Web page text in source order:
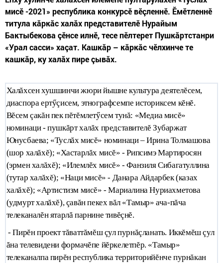
мисĕ -2021» республика конкурсĕ вĕçленнĕ. Ĕмĕтленнĕ
титула кăркăс халăх представителĕ Нурайым
Бактыбекова çĕнсе илнĕ, тесе пӗлтерет Пушкăртстанри
«Урал сасси» хаçат. Кашкăр – кăркăс чӗлхинче те
кашкăр, ку халăх пире çывăх.
Халăхсен хушшинчи жюри йышне культура деятелĕсем,
диаспора ертӳçисем, этнографсемпе историксем кĕнĕ.
Вĕсем çакăн пек пĕтĕмлетӳсем тунă: «Медиа мисĕ»
номинаци - пушкăрт халăх представителĕ Зубаржат
Юнусбаева; «Туслăх мисĕ» номинаци – Ирина Толмашова
(шор халăхĕ); «Хастарлăх мисĕ» - Рипсимэ Мартиросян
(эрмен халăхĕ); «Илемлĕх мисĕ» - Фанзиля Сибагатуллина
(тутар халăхĕ); «Наци мисĕ» - Данара Айдарбек (казах
халăхĕ); «Артистизм мисĕ» - Мариалина Нуриахметова
(удмурт халăхĕ), çавăн пекех вăл «Тамыр» ача-пăча
телеканалĕн ятарлă парнине тивĕçнĕ.
- Пирĕн проект тăваттăмĕш çул пурнăçланать. Иккĕмĕш çул
ăна телевидени формачĕпе йĕркелетпĕр. «Тамыр»
телеканалпа пирĕн республика территорийĕнче пурнăкан